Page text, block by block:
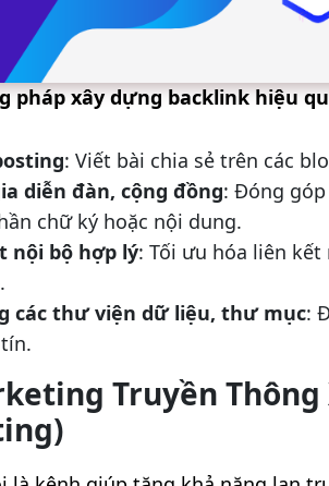
pháp xây dựng backlink hiệu
: Viết bài chia sẻ trên các
diễn đàn, cộng đồng: Đóng
chữ ký hoặc nội dung.
nội bộ hợp lý: Tối ưu hóa liên
các thư viện dữ liệu, thư mục:
Truyền Thông